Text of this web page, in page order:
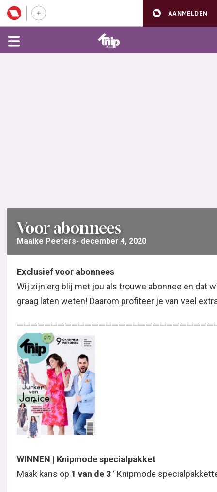
AANMELDEN
Voor abonnees
Maaike Peeters december 4, 2020
Exclusief voor abonnees
Wij zijn erg blij met jou als trouwe abonnee en dat
graag laten weten! Daarom profiteer je van veel
WINNEN | Knipmode specialpakket
Maak kans op 1 van de 3 ‘ Knipmode